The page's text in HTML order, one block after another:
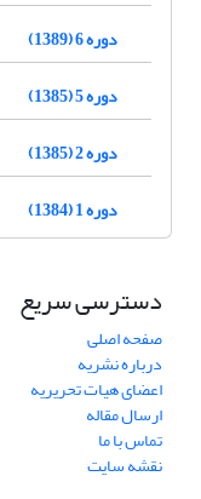
دوره 6 (1389)
دوره 5 (1385)
دوره 2 (1385)
دوره 1 (1384)
دسترسی سریع
صفحه اصلی
درباره نشریه
اعضای هیات تحریریه
ارسال مقاله
تماس با ما
نقشه سایت